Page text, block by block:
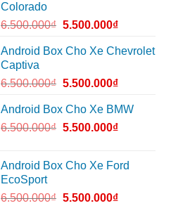
Colorado
6.500.000₫ 5.500.000₫
Android Box Cho Xe Chevrolet
Captiva
6.500.000₫ 5.500.000₫
Android Box Cho Xe BMW
6.500.000₫ 5.500.000₫
Android Box Cho Xe Ford
EcoSport
6.500.000₫ 5.500.000₫